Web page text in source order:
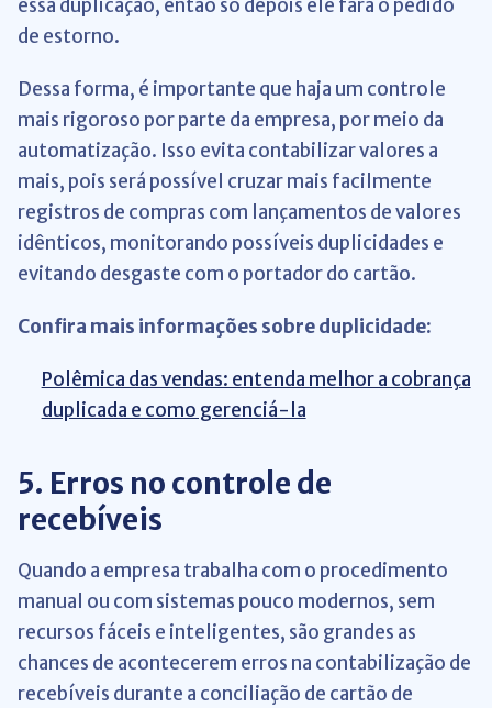
essa duplicação, então só depois ele fará o pedido
de estorno.
Dessa forma, é importante que haja um controle
mais rigoroso por parte da empresa, por meio da
automatização. Isso evita contabilizar valores a
mais, pois será possível cruzar mais facilmente
registros de compras com lançamentos de valores
idênticos, monitorando possíveis duplicidades e
evitando desgaste com o portador do cartão.
Confira mais informações sobre duplicidade:
Polêmica das vendas: entenda melhor a cobrança
duplicada e como gerenciá-la
5. Erros no controle de
recebíveis
Quando a empresa trabalha com o procedimento
manual ou com sistemas pouco modernos, sem
recursos fáceis e inteligentes, são grandes as
chances de acontecerem erros na contabilização de
recebíveis durante a conciliação de cartão de